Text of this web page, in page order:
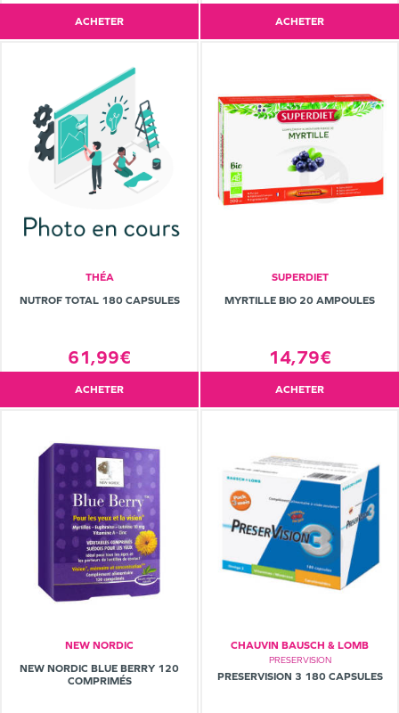
ACHETER ACHETER
THÉA
NUTROF TOTAL 180 CAPSULES
61,99€
ACHETER
SUPERDIET
MYRTILLE BIO 20 AMPOULES
14,79€
ACHETER
NEW NORDIC
NEW NORDIC BLUE BERRY 120
COMPRIMÉS
CHAUVIN BAUSCH & LOMB
PRESERVISION
PRESERVISION 3 180 CAPSULES